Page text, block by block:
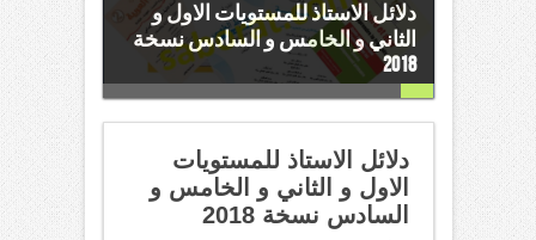
دلائل الاستاذ للمستويات الاول و
الثاني و الخامس و السادس نسخة
2018
دلائل الاستاذ للمستويات
الاول و الثاني و الخامس و
السادس نسخة 2018